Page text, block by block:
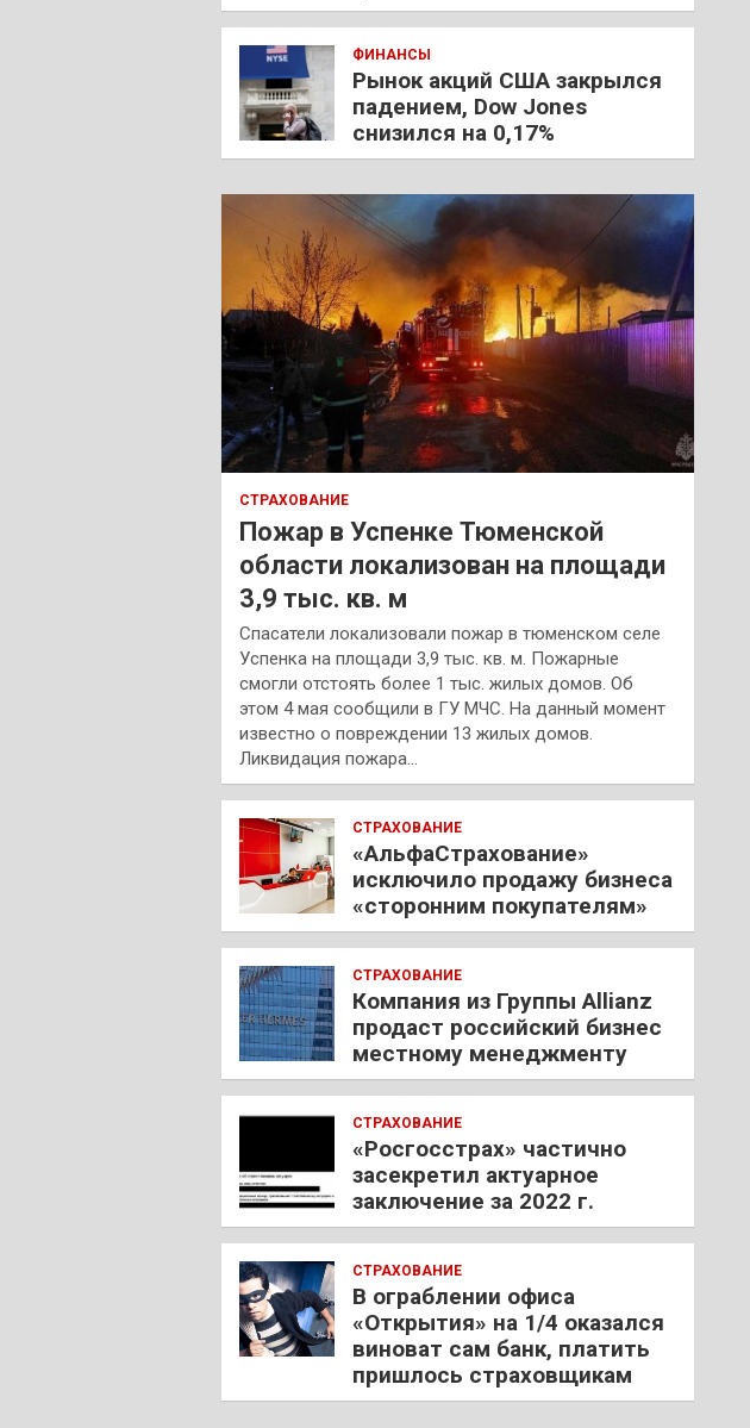
ФИНАНСЫ
Рынок акций США закрылся
падением, Dow Jones
снизился на 0,17%
СТРАХОВАНИЕ
Пожар в Успенке Тюменской
области локализован на площади
3,9 тыс. кв. м
Спасатели локализовали пожар в тюменском селе
Успенка на площади 3,9 тыс. кв. м. Пожарные
смогли отстоять более 1 тыс. жилых домов. Об
этом 4 мая сообщили в ГУ МЧС. На данный момент
известно о повреждении 13 жилых домов.
Ликвидация пожара…
СТРАХОВАНИЕ
«АльфаСтрахование»
исключило продажу бизнеса
«сторонним покупателям»
СТРАХОВАНИЕ
Компания из Группы Allianz
продаст российский бизнес
местному менеджменту
СТРАХОВАНИЕ
«Росгосстрах» частично
засекретил актуарное
заключение за 2022 г.
СТРАХОВАНИЕ
В ограблении офиса
«Открытия» на 1/4 оказался
виноват сам банк, платить
пришлось страховщикам